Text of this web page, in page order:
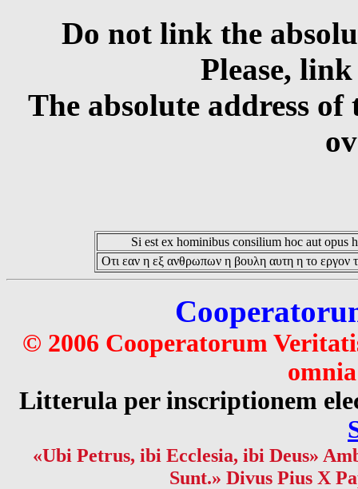
Do not link the
Please,
The absolute address
Si est ex hominibus consilium hoc aut opus
Οτι εαν η εξ ανθρωπων η βουλη αυτη η το εργον
© 2006 Cooperatorum
Litterula per inscriptionem
«Ubi Petrus, ibi Ecclesia, ibi Deus»
Sunt.» Divus Pius X